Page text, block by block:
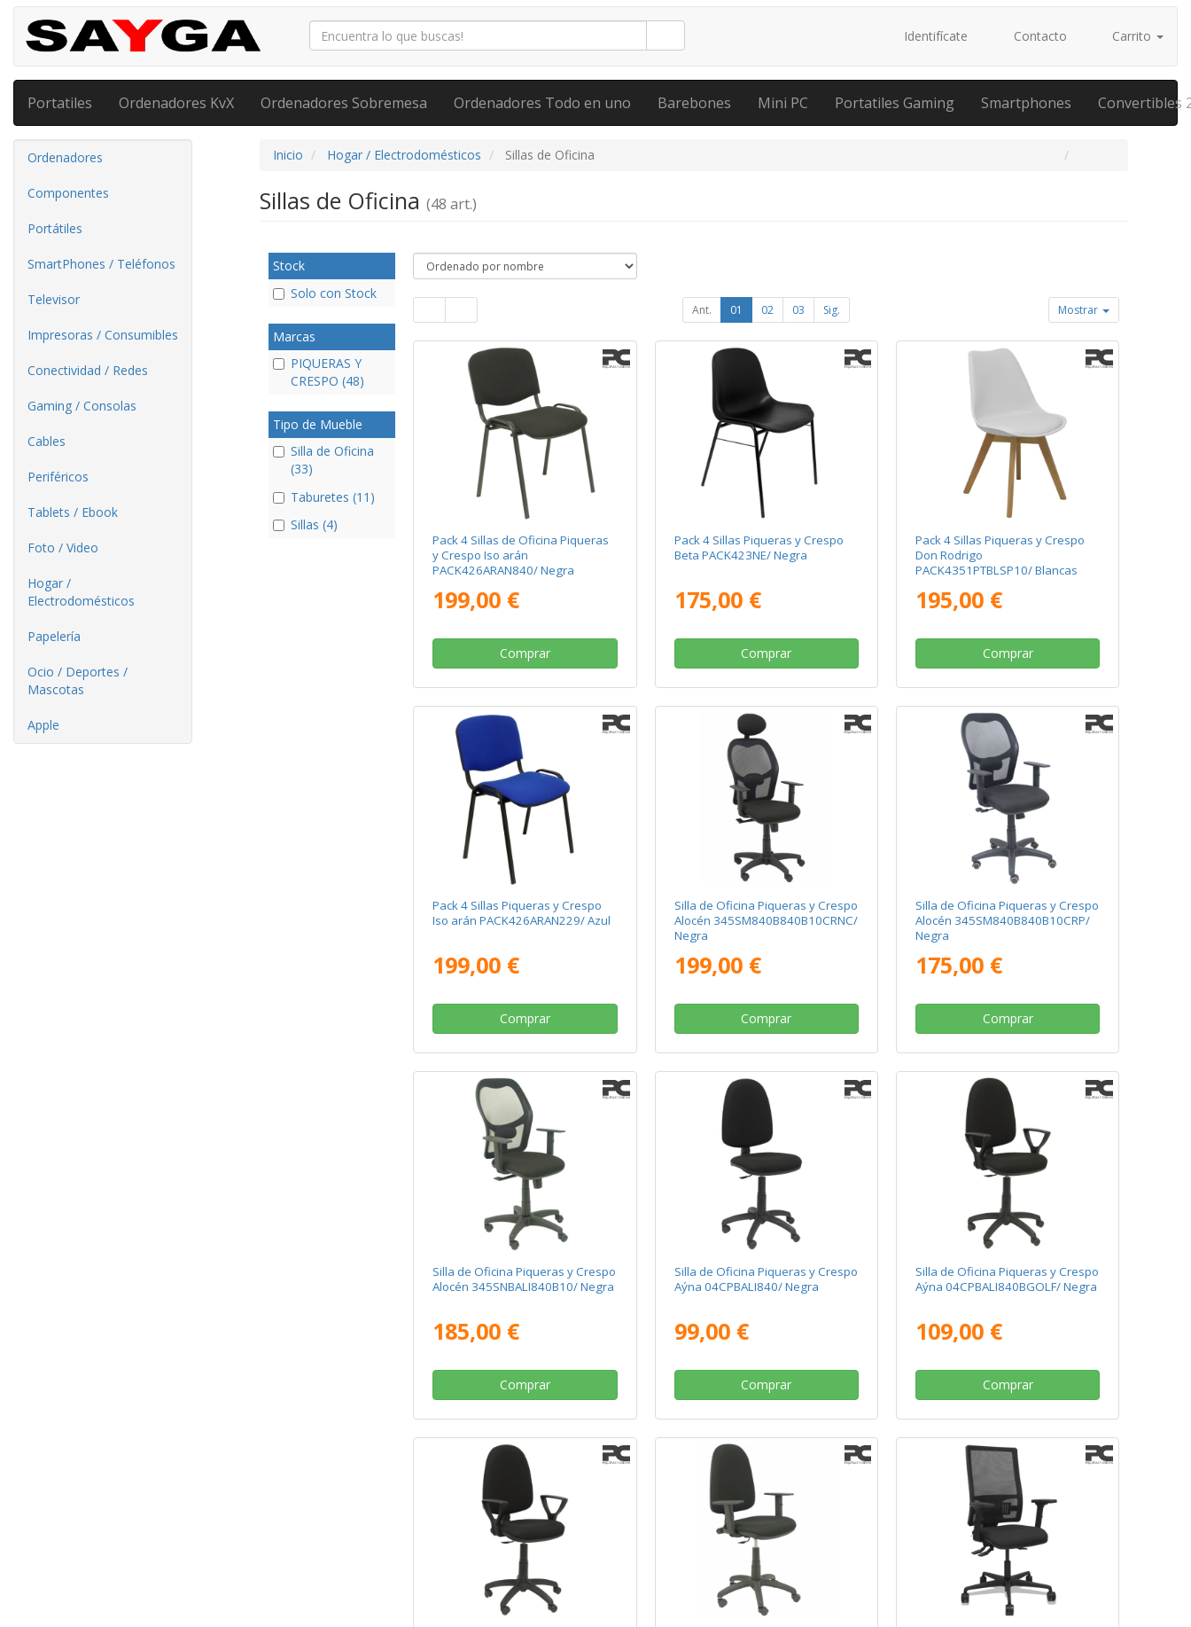
Identifícate Contacto Carrito
Portatiles Ordenadores KvX Ordenadores Sobremesa Ordenadores Todo en uno Barebones Mini PC Portatiles Gaming Smartphones Convertibles
Ordenadores
Componentes
Portátiles
SmartPhones / Teléfonos
Televisor
Impresoras / Consumibles
Conectividad / Redes
Gaming / Consolas
Cables
Periféricos
Tablets / Ebook
Foto / Video
Hogar /
Electrodomésticos
Papelería
Ocio / Deportes /
Mascotas
Apple
Inicio Hogar / Electrodomésticos Sillas de Oficina
Sillas de Oficina (48 art.)
Stock
Solo con Stock
Marcas
PIQUERAS Y
CRESPO (48)
Tipo de Mueble
Silla de Oficina
(33)
Taburetes (11)
Sillas (4)
Ant. 01 02 03 Sig. Mostrar
Pack 4 Sillas de Oficina Piqueras
y Crespo Iso arán
PACK426ARAN840/ Negra
199,00 €
Comprar
Pack 4 Sillas Piqueras y Crespo
Beta PACK423NE/ Negra
175,00 €
Comprar
Pack 4 Sillas Piqueras y Crespo
Don Rodrigo
PACK4351PTBLSP10/ Blancas
195,00 €
Comprar
Pack 4 Sillas Piqueras y Crespo
Iso arán PACK426ARAN229/ Azul
199,00 €
Comprar
Silla de Oficina Piqueras y Crespo
Alocén 345SM840B840B10CRNC/
Negra
199,00 €
Comprar
Silla de Oficina Piqueras y Crespo
Alocén 345SM840B840B10CRP/
Negra
175,00 €
Comprar
Silla de Oficina Piqueras y Crespo
Alocén 345SNBALI840B10/ Negra
185,00 €
Comprar
Silla de Oficina Piqueras y Crespo
Aýna 04CPBALI840/ Negra
99,00 €
Comprar
Silla de Oficina Piqueras y Crespo
Aýna 04CPBALI840BGOLF/ Negra
109,00 €
Comprar